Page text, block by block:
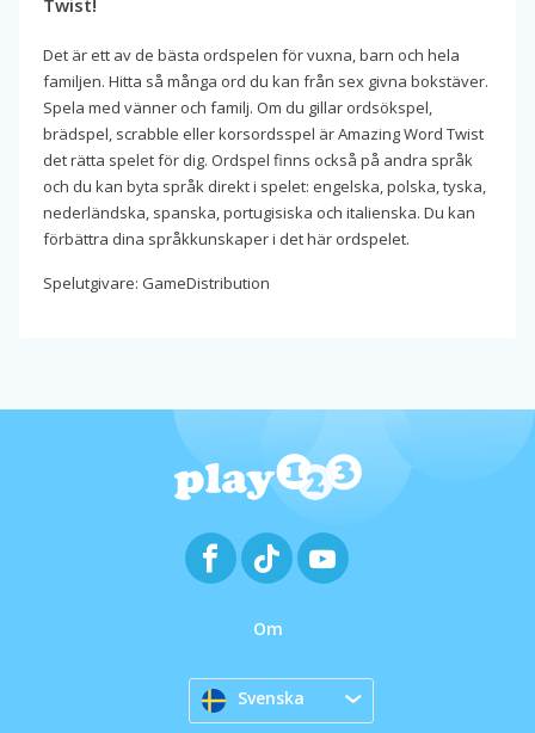
Twist!
Det är ett av de bästa ordspelen för vuxna, barn och hela
familjen. Hitta så många ord du kan från sex givna bokstäver.
Spela med vänner och familj. Om du gillar ordsökspel,
brädspel, scrabble eller korsordsspel är Amazing Word Twist
det rätta spelet för dig. Ordspel finns också på andra språk
och du kan byta språk direkt i spelet: engelska, polska, tyska,
nederländska, spanska, portugisiska och italienska. Du kan
förbättra dina språkkunskaper i det här ordspelet.
Spelutgivare: GameDistribution
Om
Svenska